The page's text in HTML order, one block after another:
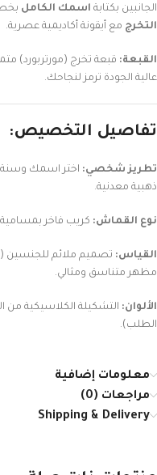
الجانبين بكتابة اسمك الكامل بخط
التخرج مع أيقونة أكاديمية عصرية.
القبعة: قبعة تخرج (مورتربورد)
عالية الجودة ترمز لنجاحك.
تفاصيل التخصيص:
تطريز شخصي: اختر اسمك وسنة
ذهبية معدنية.
نوع القماش: كريب فاخر بمسامية
القياس:
مظهر متناسق ومثالي.
الألوان: التشكيلة الكلاسيكية من
الطلب).
معلومات إضافية
مراجعات (0)
Shipping & Delivery